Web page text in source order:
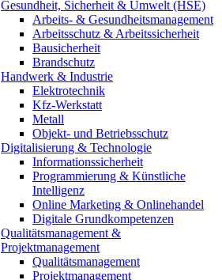
Gesundheit, Sicherheit & Umwelt (HSE)
Arbeits- & Gesundheitsmanagement
Arbeitsschutz & Arbeitssicherheit
Bausicherheit
Brandschutz
Handwerk & Industrie
Elektrotechnik
Kfz-Werkstatt
Metall
Objekt- und Betriebsschutz
Digitalisierung & Technologie
Informationssicherheit
Programmierung & Künstliche
Intelligenz
Online Marketing & Onlinehandel
Digitale Grundkompetenzen
Qualitätsmanagement &
Projektmanagement
Qualitätsmanagement
Projektmanagement